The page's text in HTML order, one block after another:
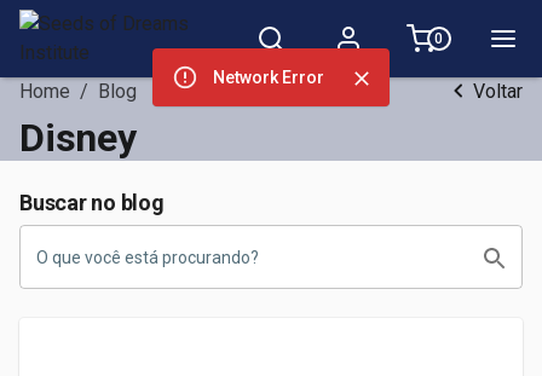
0
Home / Blog Voltar
Disney
Buscar no blog
Network Error